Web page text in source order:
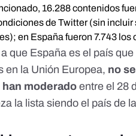
16.288 contenidos
de Twitter (sin
en España fueron 7.743
que España es el país
en la Unión Europea, no
moderadoentre el 28
la lista siendo el país de